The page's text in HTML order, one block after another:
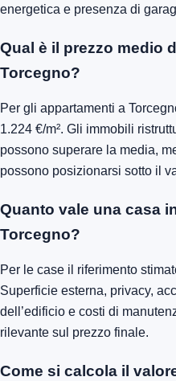
energetica e presenza di
Qual è il prezzo medio
Torcegno?
Per gli appartamenti a
1.224 €/m². Gli immobili
possono superare la media,
possono posizionarsi sotto il
Quanto vale una casa
Torcegno?
Per le case il riferimento
Superficie esterna, privacy,
dell’edificio e costi di
rilevante sul prezzo finale.
Come si calcola il